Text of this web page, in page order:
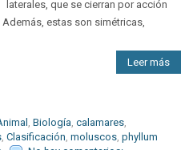
laterales, que se cierran por acción
estas son simétricas,
Leer más
, Biología, calamares,
, Clasificación, moluscos, phyllum